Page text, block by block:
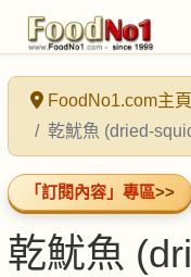
FoodNo1.com主頁
乾魷魚 (dried-
「訂閱內容」專區>>
乾魷魚